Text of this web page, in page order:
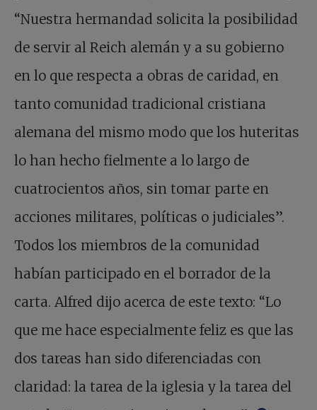
“Nuestra hermandad solicita la posibilidad
de servir al Reich alemán y a su gobierno
en lo que respecta a obras de caridad, en
tanto comunidad tradicional cristiana
alemana del mismo modo que los huteritas
lo han hecho fielmente a lo largo de
cuatrocientos años, sin tomar parte en
acciones militares, políticas o judiciales”.
Todos los miembros de la comunidad
habían participado en el borrador de la
carta. Alfred dijo acerca de este texto: “Lo
que me hace especialmente feliz es que las
dos tareas han sido diferenciadas con
claridad: la tarea de la iglesia y la tarea del